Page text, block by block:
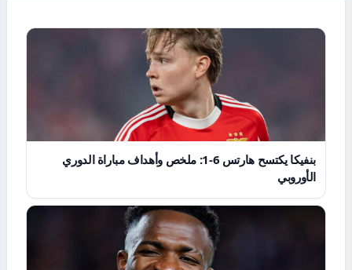
بنفيكا يكتسح هارتس 6-1: ملخص وأهداف مباراة الدوري
الأوروبي